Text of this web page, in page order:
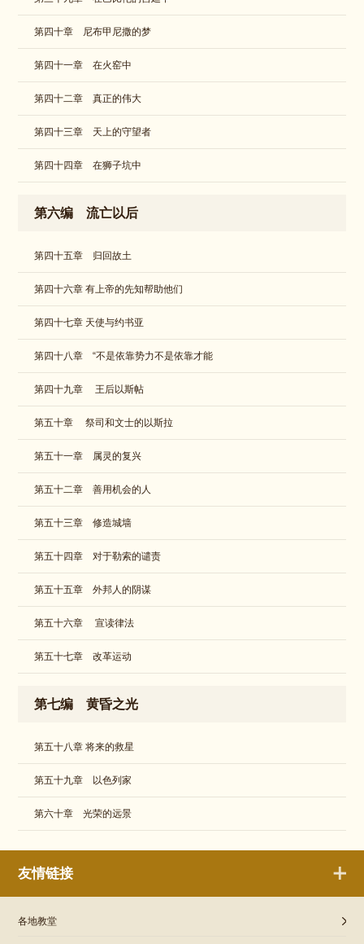
第四十章 尼布甲尼撒的梦
第四十一章 在火窑中
第四十二章 真正的伟大
第四十三章 天上的守望者
第四十四章 在狮子坑中
第六编 流亡以后
第四十五章 归回故土
第四十六章 有上帝的先知帮助他们
第四十七章 天使与约书亚
第四十八章 “不是依靠势力不是依靠才能
第四十九章 王后以斯帖
第五十章 祭司和文士的以斯拉
第五十一章 属灵的复兴
第五十二章 善用机会的人
第五十三章 修造城墙
第五十四章 对于勒索的谴责
第五十五章 外邦人的阴谋
第五十六章 宣读律法
第五十七章 改革运动
第七编 黄昏之光
第五十八章 将来的救星
第五十九章 以色列家
第六十章 光荣的远景
友情链接
各地教堂